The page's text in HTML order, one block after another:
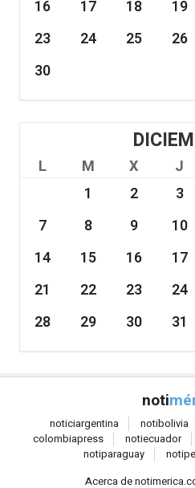
16
17 18 19
23
24 25 26
30
L M X J
1
2 3
7
8 9 10
14
15 16 17
21
22 23 24
28
29 30 31
noti
noticiargentina notibolivia
colombiapress notiecuador
notiparaguay noti
Acerca de